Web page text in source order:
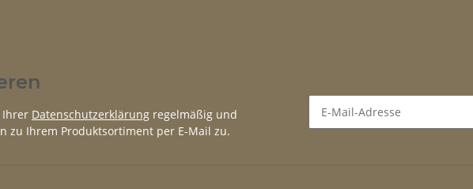
Ihrer Datenschutzerklärung regelmäßig und
zu Ihrem Produktsortiment per E-Mail zu.